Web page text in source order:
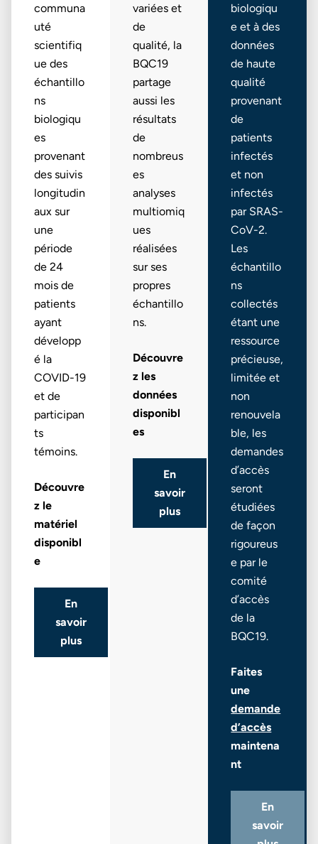
communa
uté
scientifiq
ue des
échantillo
ns
biologiqu
es
provenant
des suivis
longitudin
aux sur
une
période
de 24
mois de
patients
ayant
développ
é la
COVID-19
et de
participan
ts
témoins.
Découvre
z le
matériel
disponibl
e
En
savoir
plus
variées et
de
qualité, la
BQC19
partage
aussi les
résultats
de
nombreus
es
analyses
multiomiq
ues
réalisées
sur ses
propres
échantillo
ns.
Découvre
z les
données
disponibl
es
En
savoir
plus
biologiqu
e et à des
données
de haute
qualité
provenant
de
patients
infectés
et non
infectés
par SRAS-
CoV-2.
Les
échantillo
ns
collectés
étant une
ressource
précieuse,
limitée et
non
renouvela
ble, les
demandes
d’accès
seront
étudiées
de façon
rigoureus
e par le
comité
d’accès
de la
BQC19.
Faites
une
demande
d’accès
maintena
nt
En
savoir